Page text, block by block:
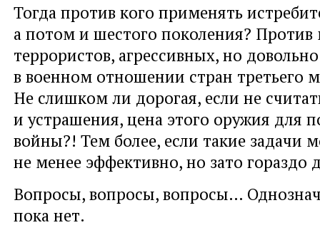
Тогда против кого применять
а потом и шестого поколения?
террористов, агрессивных, но
в военном отношении стран третьего
Не слишком ли дорогая, если не
и устрашения, цена этого оружия для
войны?! Тем более, если такие задачи
не менее эффективно, но зато гораздо
Вопросы, вопросы, вопросы…
пока нет.